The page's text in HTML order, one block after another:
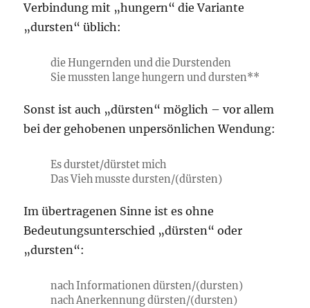
Verbindung mit „hungern“ die Variante
„dursten“ üblich:
die Hungernden und die Durstenden
Sie mussten lange hungern und dursten**
Sonst ist auch „dürsten“ möglich – vor allem
bei der gehobenen unpersönlichen Wendung:
Es durstet/dürstet mich
Das Vieh musste dursten/(dürsten)
Im übertragenen Sinne ist es ohne
Bedeutungsunterschied „dürsten“ oder
„dursten“:
nach Informationen dürsten/(dursten)
nach Anerkennung dürsten/(dursten)